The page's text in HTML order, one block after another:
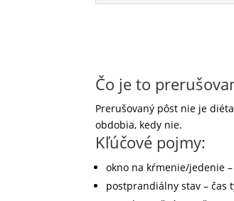
Čo je to
Prerušovaný pôst nie je
obdobia, kedy nie.
Kľúčové pojmy:
okno na kŕmenie/jedenie
postprandiálny stav – čas